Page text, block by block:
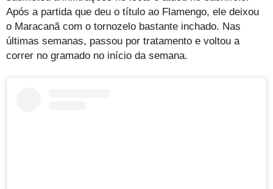
Após a partida que deu o título ao Flamengo, ele deixou
o Maracanã com o tornozelo bastante inchado. Nas
últimas semanas, passou por tratamento e voltou a
correr no gramado no início da semana.